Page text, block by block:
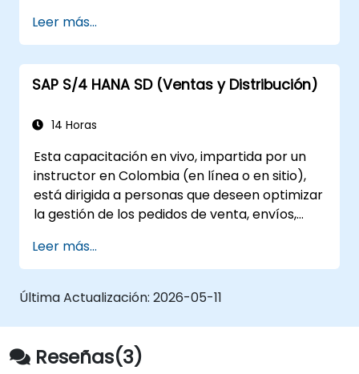
Leer más...
SAP S/4 HANA SD (Ventas y Distribución)
14 Horas
Esta capacitación en vivo, impartida por un
instructor en Colombia (en línea o en sitio),
está dirigida a personas que deseen optimizar
la gestión de los pedidos de venta, envíos,
servicios de su organización.
Leer más...
Última Actualización: 2026-05-11
Reseñas(3)